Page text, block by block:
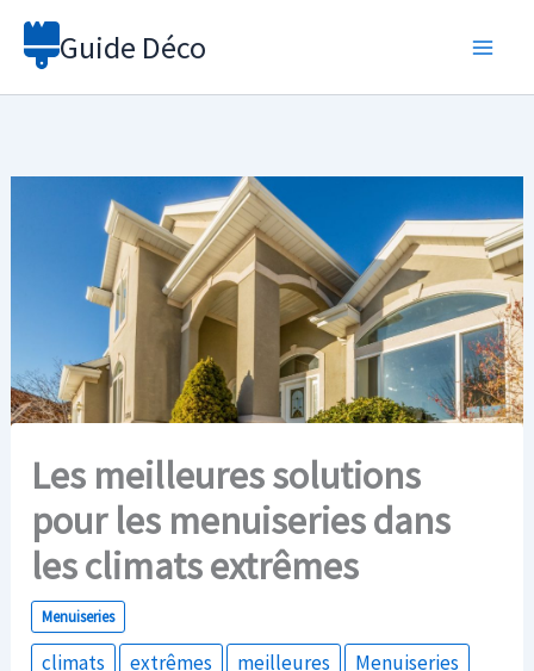
Aller
Guide Déco
Les meilleures solutions
pour les menuiseries dans
les climats extrêmes
Menuiseries
climats extrêmes meilleures
Menuiseries